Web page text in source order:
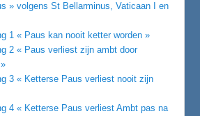
» volgens St Bellarminus, Vaticaan I en
1 « Paus kan nooit ketter worden »
2 « Paus verliest zijn ambt door
3 « Ketterse Paus verliest nooit zijn
4 « Ketterse Paus verliest Ambt pas na